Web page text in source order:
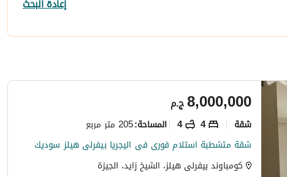
إعادة البحث
ج.م8,000,000
شقة 4
4 المساحة:205 متر مربع
شقة متشطبة استلام فورى فى اليجريا بيفرلى هيلز سوديك
كومباوند بيفرلى هيلز، الشيخ زايد، الجيزة